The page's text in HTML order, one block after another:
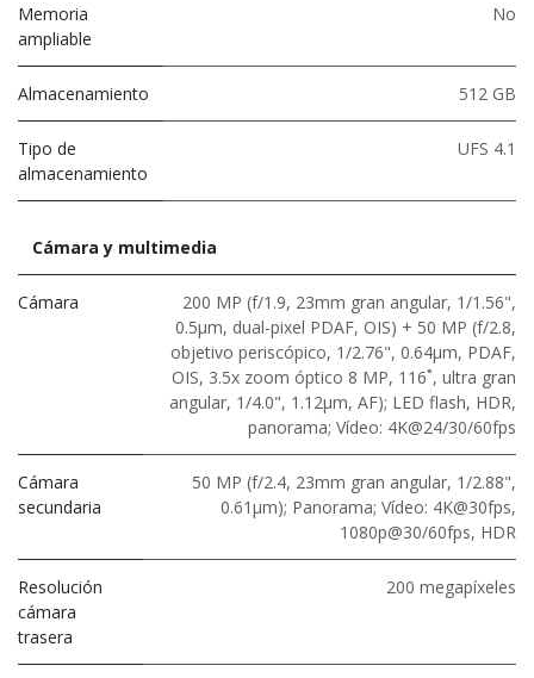
Memoria
ampliable
No
Almacenamiento 512 GB
Tipo de
almacenamiento
UFS 4.1
Cámara y multimedia
Cámara
200 MP (f/1.9, 23mm gran angular, 1/1.56",
0.5µm, dual-pixel PDAF, OIS) + 50 MP (f/2.8,
objetivo periscópico, 1/2.76", 0.64µm, PDAF,
OIS, 3.5x zoom óptico 8 MP, 116˚, ultra gran
angular, 1/4.0", 1.12µm, AF); LED flash, HDR,
panorama; Vídeo: 4K@24/30/60fps
Cámara
secundaria
50 MP (f/2.4, 23mm gran angular, 1/2.88",
0.61µm); Panorama; Vídeo: 4K@30fps,
1080p@30/60fps, HDR
Resolución
cámara
trasera
200 megapíxeles